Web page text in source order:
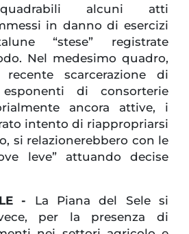
alcuni atti
in danno di esercizi
“stese” registrate
Nel medesimo quadro,
scarcerazione di
di consorterie
ancora attive, i
intento di riappropriarsi
si relazionerebbero con le
leve” attuando decise
- La Piana del Sele si
per la presenza di